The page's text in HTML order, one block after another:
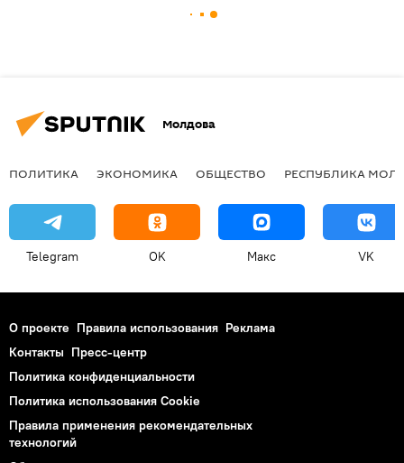
Молдова
ПОЛИТИКА ЭКОНОМИКА ОБЩЕСТВО РЕСПУБЛИКА
Telegram OK Макс VK
О проекте Правила использования Реклама
Контакты Пресс-центр
Политика конфиденциальности
Политика использования Cookie
Правила применения рекомендательных
технологий